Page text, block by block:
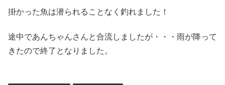
掛かった魚は潜られることなく釣れました！
途中であんちゃんさんと合流しましたが・・・雨が降って
きたので終了となりました。